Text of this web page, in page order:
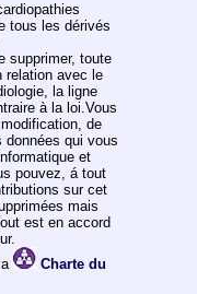
tous les dérivés
supprimer, toute
relation avec le
la ligne
à la loi.Vous
de
données qui vous
et
pouvez, á tout
sur cet
mais
est en accord
la
Charte du